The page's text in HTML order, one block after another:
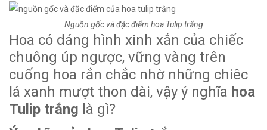
Nguồn gốc và đặc điểm hoa Tulip trắng
Hoa có dáng hình xinh xắn của chiếc
chuông úp ngược, vững vàng trên
cuống hoa rắn chắc nhờ những chiêc
lá xanh mượt thon dài, vậy ý nghĩa hoa
Tulip trắng là gì?